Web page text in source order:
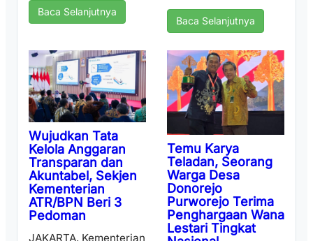
Baca Selanjutnya
Baca Selanjutnya
Wujudkan Tata
Kelola Anggaran
Transparan dan
Akuntabel, Sekjen
Kementerian
ATR/BPN Beri 3
Pedoman
JAKARTA, Kementerian
Temu Karya
Teladan, Seorang
Warga Desa
Donorejo
Purworejo Terima
Penghargaan Wana
Lestari Tingkat